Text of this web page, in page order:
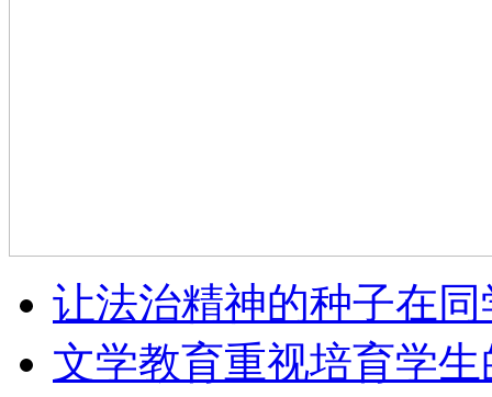
让法治精神的种子在
文学教育重视培育学